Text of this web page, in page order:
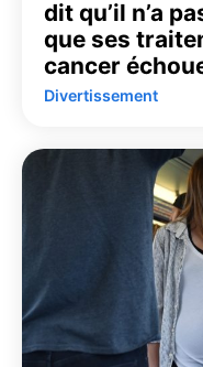
dit qu’il n’a
que ses
cancer
Divertissement